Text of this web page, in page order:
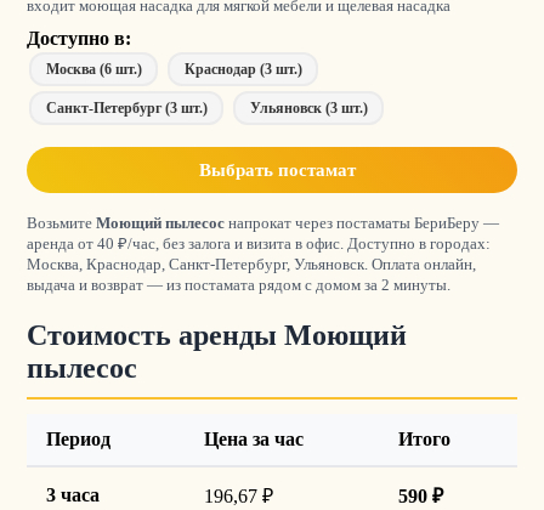
входит моющая насадка для мягкой мебели и щелевая насадка
Доступно в:
Москва (6 шт.) Краснодар (3 шт.)
Санкт-Петербург (3 шт.) Ульяновск (3 шт.)
Выбрать постамат
Возьмите Моющий пылесос напрокат через постаматы БериБеру —
аренда от 40 ₽/час, без залога и визита в офис. Доступно в городах:
Москва, Краснодар, Санкт-Петербург, Ульяновск. Оплата онлайн,
выдача и возврат — из постамата рядом с домом за 2 минуты.
Стоимость аренды Моющий
пылесос
Период Цена за час Итого
3 часа 196,67 ₽ 590 ₽